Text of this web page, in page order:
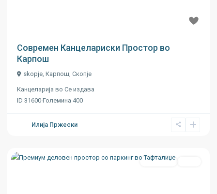
Современ Канцелариски Простор во
Карпош
skopje, Карпош, Скопје
Канцеларија во Се издава
ID 31600·Големина 400
Илија Пржески
Се издава